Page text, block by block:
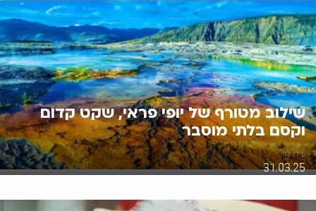
שילוב מטורף של יופי פראי, שקט קדום
וקסם בלתי מוסבר
עידו לוי
31.03.25